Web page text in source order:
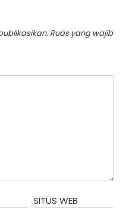
Ruas yang wajib
SITUS WEB